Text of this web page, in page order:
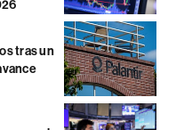
tras un